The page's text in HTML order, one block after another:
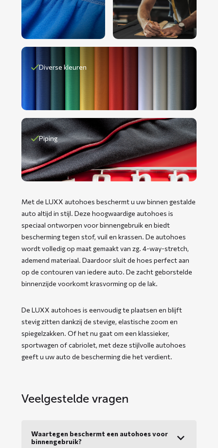
Diverse kleuren
Piping
Met de LUXX autohoes beschermt u uw binnen gestalde
auto altijd in stijl. Deze hoogwaardige autohoes is
speciaal ontworpen voor binnengebruik en biedt
bescherming tegen stof, vuil en krassen. De autohoes
wordt volledig op maat gemaakt van zg. 4-way-stretch,
ademend materiaal. Daardoor sluit de hoes perfect aan
op de contouren van iedere auto. De zacht geborstelde
binnenzijde voorkomt krasvorming op de lak.
De LUXX autohoes is eenvoudig te plaatsen en blijft
stevig zitten dankzij de stevige, elastische zoom en
spiegelzakken. Of het nu gaat om een klassieker,
sportwagen of cabriolet, met deze stijlvolle autohoes
geeft u uw auto de bescherming die het verdient.
Veelgestelde vragen
Waartegen beschermt een autohoes voor
binnengebruik?